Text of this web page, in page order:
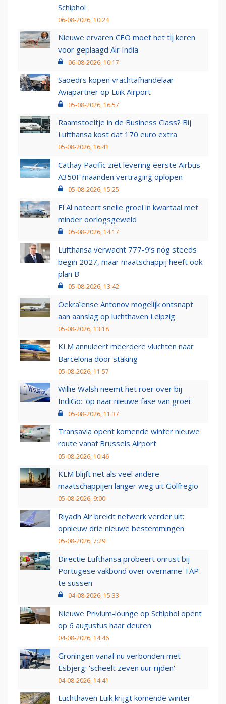
Schiphol
06-08-2026, 10:24
Nieuwe ervaren CEO moet het tij keren
voor geplaagd Air India
06-08-2026, 10:17
Saoedi’s kopen vrachtafhandelaar
Aviapartner op Luik Airport
05-08-2026, 16:57
Raamstoeltje in de Business Class? Bij
Lufthansa kost dat 170 euro extra
05-08-2026, 16:41
Cathay Pacific ziet levering eerste Airbus
A350F maanden vertraging oplopen
05-08-2026, 15:25
El Al noteert snelle groei in kwartaal met
minder oorlogsgeweld
05-08-2026, 14:17
Lufthansa verwacht 777-9’s nog steeds
begin 2027, maar maatschappij heeft ook
plan B
05-08-2026, 13:42
Oekraïense Antonov mogelijk ontsnapt
aan aanslag op luchthaven Leipzig
05-08-2026, 13:18
KLM annuleert meerdere vluchten naar
Barcelona door staking
05-08-2026, 11:57
Willie Walsh neemt het roer over bij
IndiGo: 'op naar nieuwe fase van groei'
05-08-2026, 11:37
Transavia opent komende winter nieuwe
route vanaf Brussels Airport
05-08-2026, 10:46
KLM blijft net als veel andere
maatschappijen langer weg uit Golfregio
05-08-2026, 9:00
Riyadh Air breidt netwerk verder uit:
opnieuw drie nieuwe bestemmingen
05-08-2026, 7:29
Directie Lufthansa probeert onrust bij
Portugese vakbond over overname TAP
te sussen
04-08-2026, 15:33
Nieuwe Privium-lounge op Schiphol opent
op 6 augustus haar deuren
04-08-2026, 14:46
Groningen vanaf nu verbonden met
Esbjerg: 'scheelt zeven uur rijden'
04-08-2026, 14:41
Luchthaven Luik krijgt komende winter